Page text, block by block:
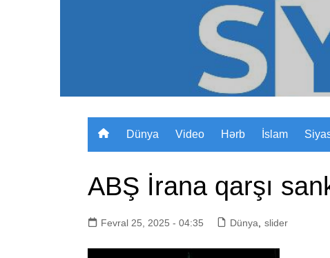
Dünya Video Hərb İslam
ABŞ İrana qarşı
Fevral 25, 2025 - 04:35 Dünya slider